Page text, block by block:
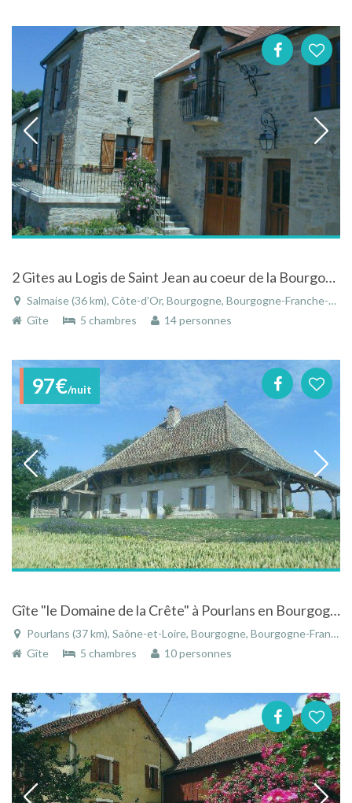
2 Gites au Logis de Saint Jean au coeur de la Bourgogne
Salmaise (36 km), Côte-d'Or, Bourgogne, Bourgogne-Franche-Comté, France
Gîte
5 chambres 14 personnes
97€/nuit
Gîte "le Domaine de la Crête" à Pourlans en Bourgogne France
Pourlans (37 km), Saône-et-Loire, Bourgogne, Bourgogne-Franche-Comté, France
Gîte
5 chambres 10 personnes